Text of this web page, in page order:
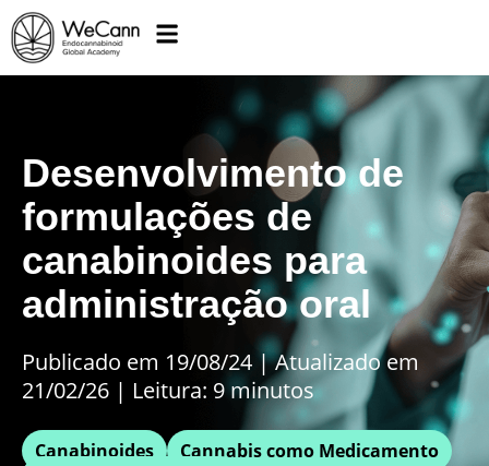
Desenvolvimento de
formulações de
canabinoides para
administração oral
Publicado em 19/08/24 |Atualizado em
21/02/26 | Leitura: 9 minutos
Canabinoides
Cannabis como Medicamento